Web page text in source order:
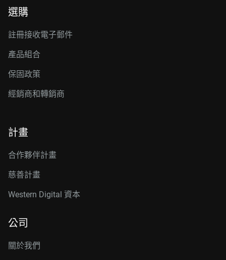
選購
註冊接收電子郵件
產品組合
保固政策
經銷商和轉銷商
計畫
合作夥伴計畫
慈善計畫
Western Digital 資本
公司
關於我們